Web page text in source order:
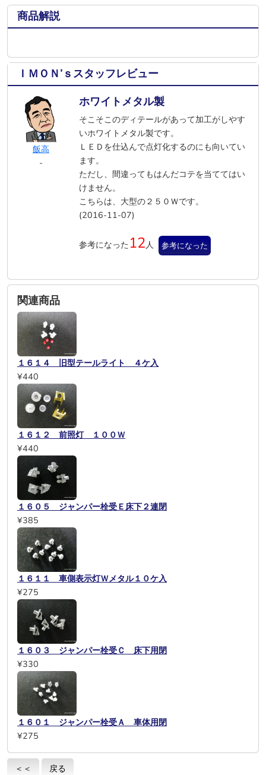
商品解説
ＩＭＯＮ’ｓスタッフレビュー
飯高
-
ホワイトメタル製
そこそこのディテールがあって加工がしやす
いホワイトメタル製です。
ＬＥＤを仕込んで点灯化するのにも向いてい
ます。
ただし、間違ってもはんだコテを当ててはい
けません。
こちらは、大型の２５０Ｗです。
(2016-11-07)
参考になった 12人 参考になった
関連商品
１６１４ 旧型テールライト ４ケ入
¥440
１６１２ 前照灯 １００Ｗ
¥440
１６０５ ジャンパー栓受Ｅ床下２連閉
¥385
１６１１ 車側表示灯Ｗメタル１０ケ入
¥275
１６０３ ジャンパー栓受Ｃ 床下用閉
¥330
１６０１ ジャンパー栓受Ａ 車体用閉
¥275
＜＜ 戻る